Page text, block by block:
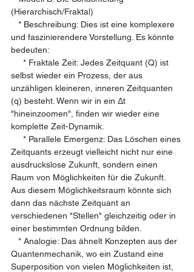
(Hierarchisch/Fraktal)
* Beschreibung: Dies ist eine komplexere
und faszinierendere Vorstellung. Es könnte
bedeuten:
* Fraktale Zeit: Jedes Zeitquant (Q) ist
selbst wieder ein Prozess, der aus
unzähligen kleineren, inneren Zeitquanten
(q) besteht. Wenn wir in ein Δt
"hineinzoomen", finden wir wieder eine
komplette Zeit-Dynamik.
* Parallele Emergenz: Das Löschen eines
Zeitquants erzeugt vielleicht nicht nur eine
ausdruckslose Zukunft, sondern einen
Raum von Möglichkeiten für die Zukunft.
Aus diesem Möglichkeitsraum könnte sich
dann das nächste Zeitquant an
verschiedenen "Stellen" gleichzeitig oder in
einer bestimmten Ordnung bilden.
* Analogie: Das ähnelt Konzepten aus der
Quantenmechanik, wo ein Zustand eine
Superposition von vielen Möglichkeiten ist,